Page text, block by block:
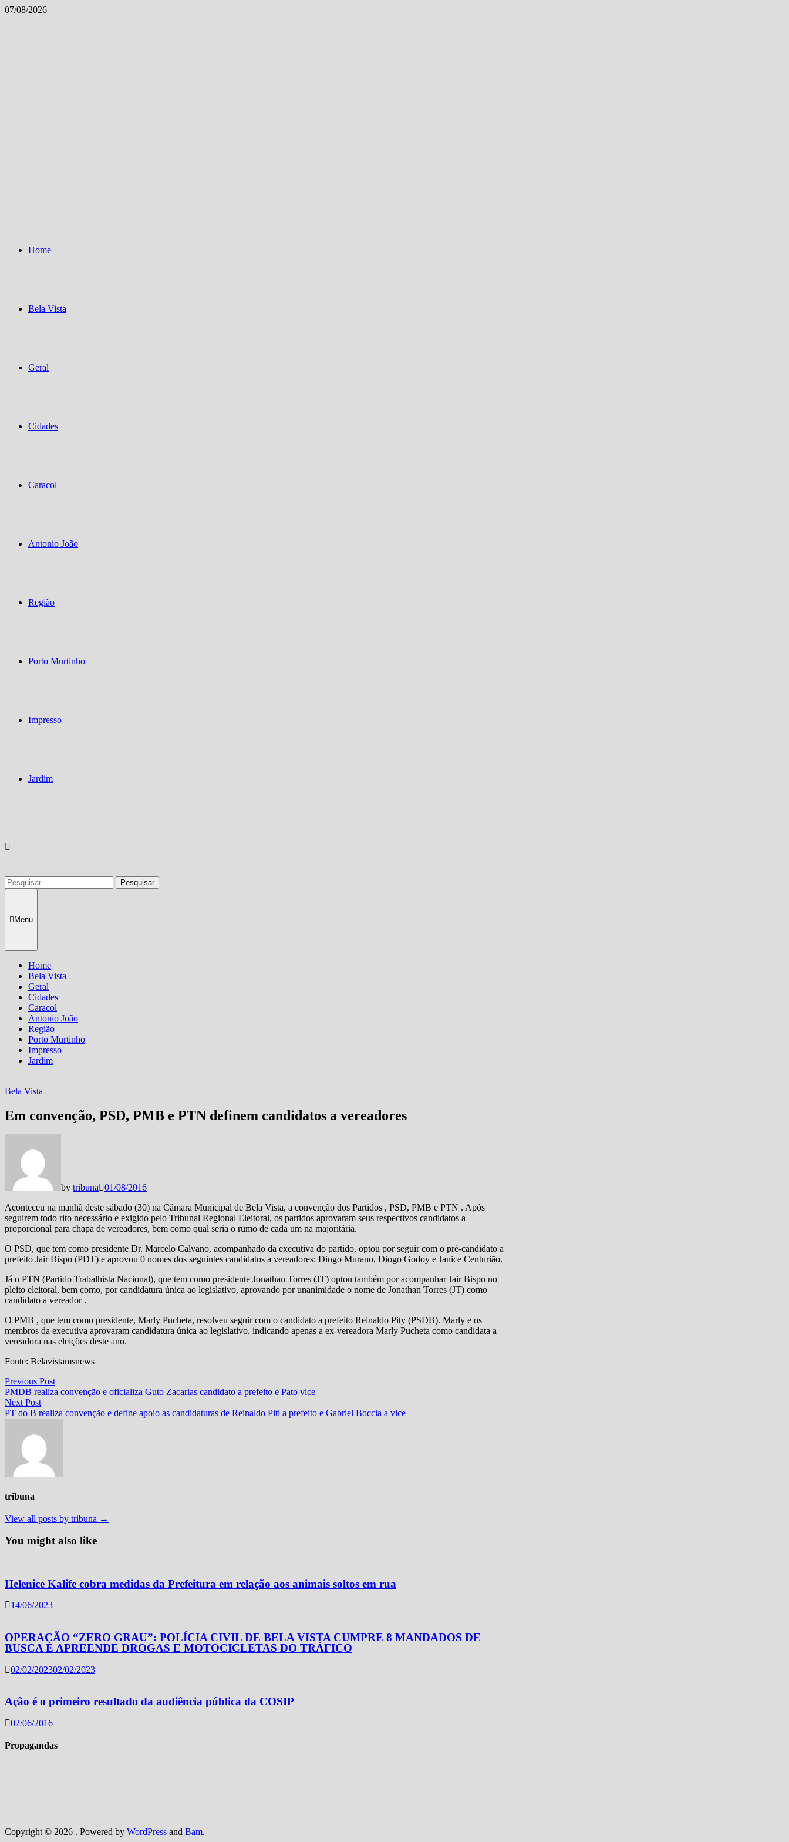
Skip
07/08/2026
Home
Bela Vista
Geral
Cidades
Caracol
Antonio João
Região
Porto Murtinho
Impresso
Jardim
Pesquisar
por:
Menu
Home
Bela Vista
Geral
Cidades
Caracol
Antonio João
Região
Porto Murtinho
Impresso
Jardim
Bela Vista
Em convenção, PSD, PMB e PTN definem candidatos a vereadores
by tribuna
01/08/2016
Aconteceu na manhã deste sábado (30) na Câmara Municipal de Bela Vista, a convenção dos Partidos , PSD, PMB e PTN . Após
seguirem todo rito necessário e exigido pelo Tribunal Regional Eleitoral, os partidos aprovaram seus respectivos candidatos a
proporcional para chapa de vereadores, bem como qual seria o rumo de cada um na majoritária.
O PSD, que tem como presidente Dr. Marcelo Calvano, acompanhado da executiva do partido, optou por seguir com o pré-candidato a
prefeito Jair Bispo (PDT) e aprovou 0 nomes dos seguintes candidatos a vereadores: Diogo Murano, Diogo Godoy e Janice Centurião.
Já o PTN (Partido Trabalhista Nacional), que tem como presidente Jonathan Torres (JT) optou também por acompanhar Jair Bispo no
pleito eleitoral, bem como, por candidatura única ao legislativo, aprovando por unanimidade o nome de Jonathan Torres (JT) como
candidato a vereador .
O PMB , que tem como presidente, Marly Pucheta, resolveu seguir com o candidato a prefeito Reinaldo Pity (PSDB). Marly e os
membros da executiva aprovaram candidatura única ao legislativo, indicando apenas a ex-vereadora Marly Pucheta como candidata a
vereadora nas eleições deste ano.
Fonte: Belavistamsnews
Navegação
de
Post
Previous PostPrevious
post:
PMDB realiza convenção e oficializa Guto Zacarias candidato a prefeito e Pato vice
Next PostNext
post:
PT do B realiza convenção e define apoio as candidaturas de Reinaldo Piti a prefeito e Gabriel Boccia a vice
tribuna
View all posts by tribuna →
You might also like
Helenice Kalife cobra medidas da Prefeitura em relação aos animais soltos em rua
14/06/2023
OPERAÇÃO “ZERO GRAU”: POLÍCIA CIVIL DE BELA VISTA CUMPRE 8 MANDADOS DE
BUSCA E APREENDE DROGAS E MOTOCICLETAS DO TRÁFICO
02/02/202302/02/2023
Ação é o primeiro resultado da audiência pública da COSIP
02/06/2016
Propagandas
Copyright © 2026 . Powered by WordPress and Bam.